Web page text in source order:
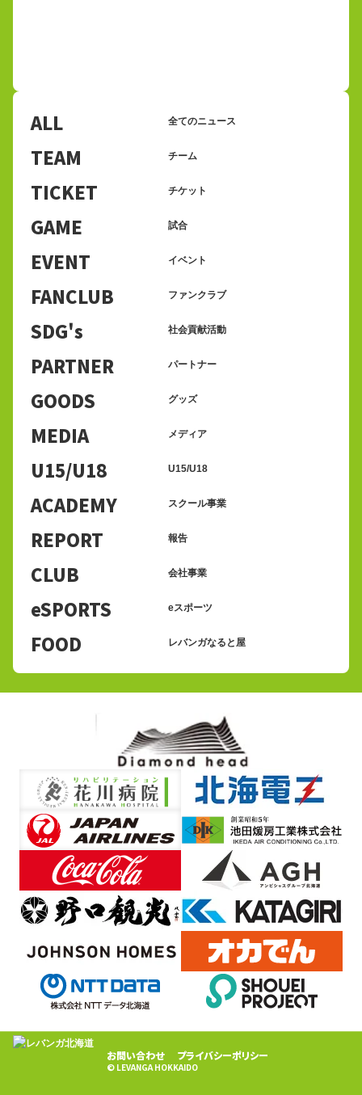
ALL 全てのニュース
TEAM チーム
TICKET チケット
GAME 試合
EVENT イベント
FANCLUB ファンクラブ
SDG's 社会貢献活動
PARTNER パートナー
GOODS グッズ
MEDIA メディア
U15/U18 U15/U18
ACADEMY スクール事業
REPORT 報告
CLUB 会社事業
eSPORTS eスポーツ
FOOD レバンガなると屋
お問い合わせ プライバシーポリシー
© LEVANGA HOKKAIDO